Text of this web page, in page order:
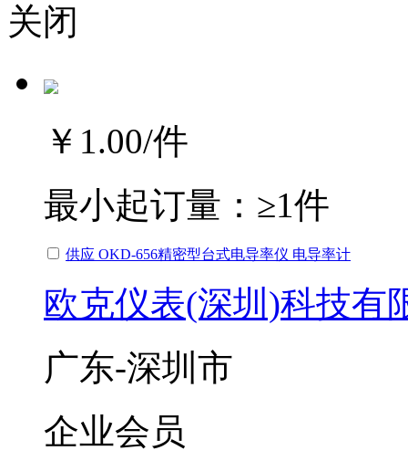
关闭
￥1.00/件
最小起订量： ≥1件
供应 OKD-656精密型台式电导率仪 电导率计
欧克仪表(深圳)科技有
广东-深圳市
企业会员